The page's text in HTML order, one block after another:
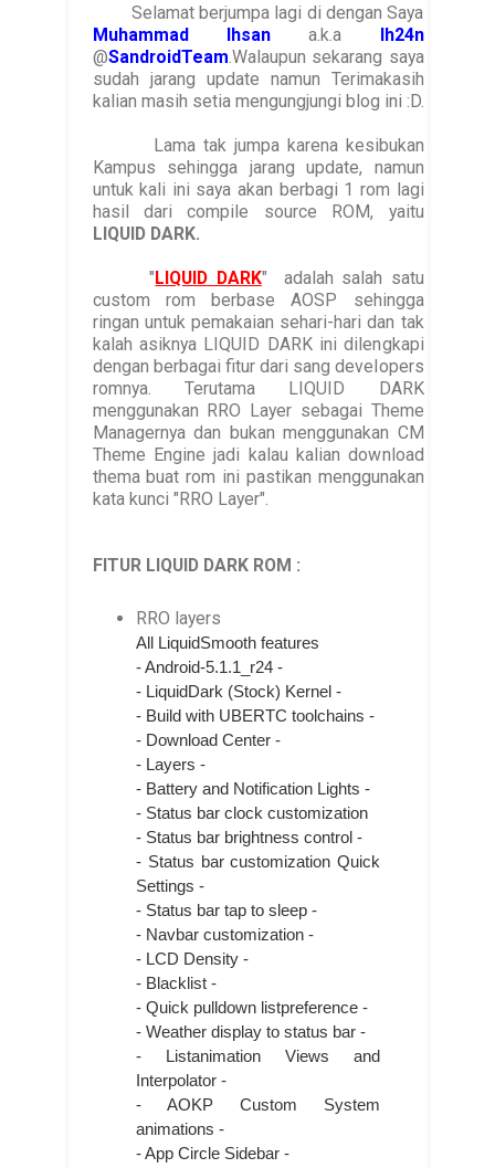
Selamat berjumpa lagi di dengan Saya
Muhammad Ihsana.k.a Ih24n
@SandroidTeam .Walaupun sekarang saya
sudah jarang update namun Terimakasih
kalian masih setia mengungjungi blog ini :D.
Lama tak jumpa karena kesibukan
Kampus sehingga jarang update, namun
untuk kali ini saya akan berbagi 1 rom lagi
hasil dari compile source ROM, yaitu
LIQUID DARK.
"LIQUID DARK" adalah salah satu
custom rom berbase AOSP sehingga
ringan untuk pemakaian sehari-hari dan tak
kalah asiknya LIQUID DARK ini dilengkapi
dengan berbagai fitur dari sang developers
romnya. Terutama LIQUID DARK
menggunakan RRO Layer sebagai Theme
Managernya dan bukan menggunakan CM
Theme Engine jadi kalau kalian download
thema buat rom ini pastikan menggunakan
kata kunci "RRO Layer".
FITUR LIQUID DARK ROM :
RRO layers
All LiquidSmooth features
- Android-5.1.1_r24 -
- LiquidDark (Stock) Kernel -
- Build with UBERTC toolchains -
- Download Center -
- Layers -
- Battery and Notification Lights -
- Status bar clock customization
- Status bar brightness control -
- Status bar customization Quick
Settings -
- Status bar tap to sleep -
- Navbar customization -
- LCD Density -
- Blacklist -
- Quick pulldown listpreference -
- Weather display to status bar -
- Listanimation Views and
Interpolator -
- AOKP Custom System
animations -
- App Circle Sidebar -